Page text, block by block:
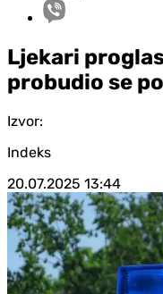
Ljekari
probudio se
Izvor:
Indeks
20.07.2025 13:44